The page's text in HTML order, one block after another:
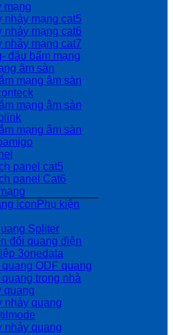
mạng
nhảy mạng cat5
nhảy mạng cat6
nhảy mạng cat7
đầu bấm mạng
âm sàn
mạng âm sàn
mạng âm sàn
mạng âm sàn
panel cat5
panel Cat6
Phụ kiện
Spliter
đổi quang điện
3onedata
quang ODF quang
trong nhà
quang
nhảy quang
nhảy quang